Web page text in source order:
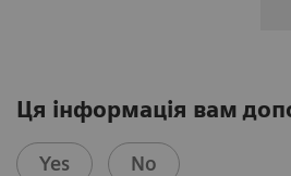
Ця інформація вам
Yes No